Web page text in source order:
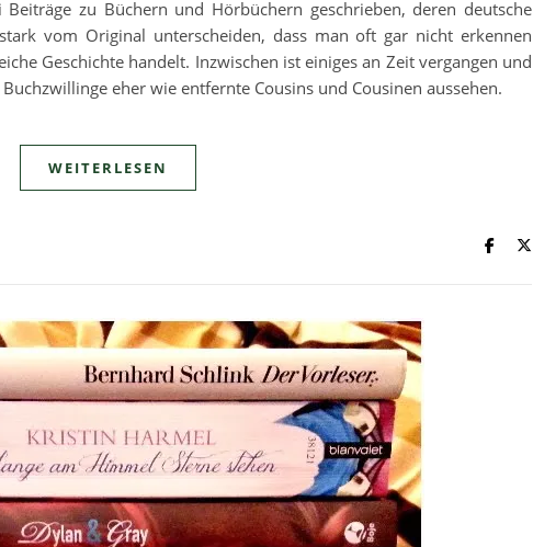
zu Büchern und Hörbüchern geschrieben, deren deutsche
vom Original unterscheiden, dass man oft gar nicht erkennen
Geschichte handelt. Inzwischen ist einiges an Zeit vergangen und
eher wie entfernte Cousins und Cousinen aussehen.
WEITERLESEN